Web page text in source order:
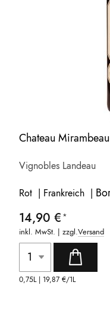
Chateau
Vignobles Landeau
Rot | Frankreich |
14,90 €
inkl. MwSt. | zzgl.Versand
0,75L | 19,87 €/1L